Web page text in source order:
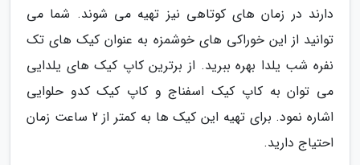
دارند در زمان های کوتاهی نیز تهیه می شوند. شما می
توانید از این خوراکی های خوشمزه به عنوان کیک های تک
نفره شب یلدا بهره ببرید. از برترین کاپ کیک های یلدایی
می توان به کاپ کیک اسفناج و کاپ کیک کدو حلوایی
اشاره نمود. برای تهیه این کیک ها به کمتر از 2 ساعت زمان
احتیاج دارید.